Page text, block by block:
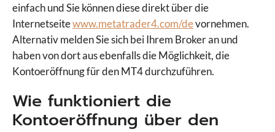
einfach und Sie können diese direkt über die
Internetseitewww.metatrader4.com/devornehmen.
Alternativ melden Sie sich bei Ihrem Broker an und
haben von dort aus ebenfalls die Möglichkeit, die
Kontoeröffnung für den MT4 durchzuführen.
Wie funktioniert die
Kontoeröffnung über den